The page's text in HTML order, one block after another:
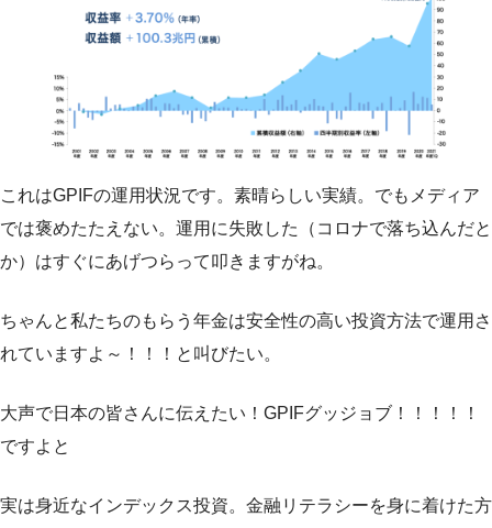
これはGPIFの運用状況です。素晴らしい実績。でもメディア
では褒めたたえない。運用に失敗した（コロナで落ち込んだと
か）はすぐにあげつらって叩きますがね。
ちゃんと私たちのもらう年金は安全性の高い投資方法で運用さ
れていますよ～！！！と叫びたい。
大声で日本の皆さんに伝えたい！GPIFグッジョブ！！！！！
ですよと
実は身近なインデックス投資。金融リテラシーを身に着けた方